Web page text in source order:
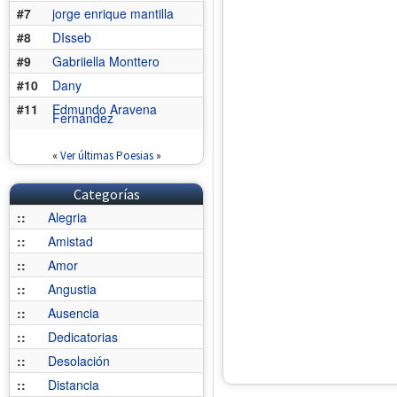
#7
jorge enrique mantilla
#8
DIsseb
#9
Gabriiella Monttero
#10
Dany
#11
Edmundo Aravena
Fernández
« Ver últimas Poesias»
Categorías
::
Alegria
::
Amistad
::
Amor
::
Angustia
::
Ausencia
::
Dedicatorias
::
Desolación
::
Distancia